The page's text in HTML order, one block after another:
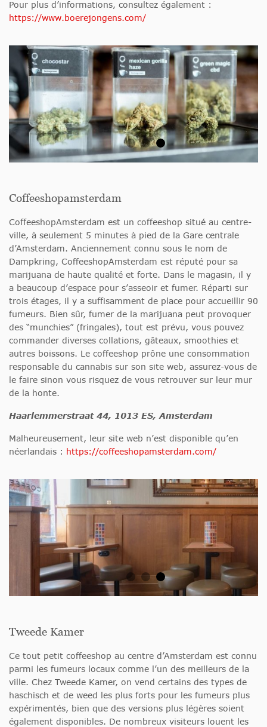
Pour plus d’informations, consultez également :
https://www.boerejongens.com/
Coffeeshopamsterdam
CoffeeshopAmsterdam est un coffeeshop situé au centre-
ville, à seulement 5 minutes à pied de la Gare centrale
d’Amsterdam. Anciennement connu sous le nom de
Dampkring, CoffeeshopAmsterdam est réputé pour sa
marijuana de haute qualité et forte. Dans le magasin, il y
a beaucoup d’espace pour s’asseoir et fumer. Réparti sur
trois étages, il y a suffisamment de place pour accueillir 90
fumeurs. Bien sûr, fumer de la marijuana peut provoquer
des “munchies” (fringales), tout est prévu, vous pouvez
commander diverses collations, gâteaux, smoothies et
autres boissons. Le coffeeshop prône une consommation
responsable du cannabis sur son site web, assurez-vous de
le faire sinon vous risquez de vous retrouver sur leur mur
de la honte.
Haarlemmerstraat 44, 1013 ES, Amsterdam
Malheureusement, leur site web n’est disponible qu’en
néerlandais : https://coffeeshopamsterdam.com/
Tweede Kamer
Ce tout petit coffeeshop au centre d’Amsterdam est connu
parmi les fumeurs locaux comme l’un des meilleurs de la
ville. Chez Tweede Kamer, on vend certains des types de
haschisch et de weed les plus forts pour les fumeurs plus
expérimentés, bien que des versions plus légères soient
également disponibles. De nombreux visiteurs louent les